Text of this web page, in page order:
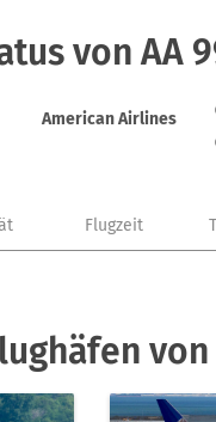
von AA
American Airlines
Flugzeit